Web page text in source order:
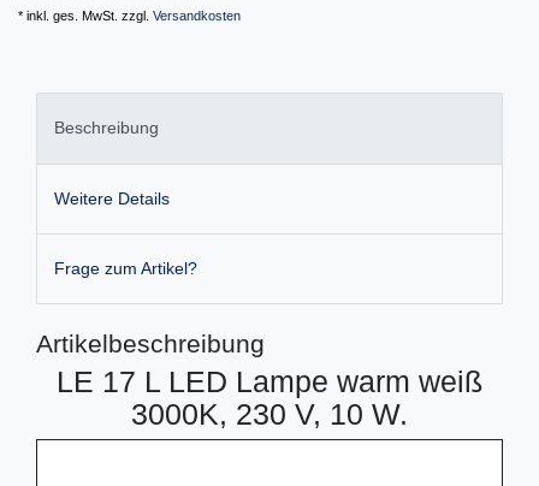
* inkl. ges. MwSt. zzgl. Versandkosten
Beschreibung
Weitere Details
Frage zum Artikel?
Artikelbeschreibung
LE 17 L LED Lampe warm weiß
3000K, 230 V, 10 W.